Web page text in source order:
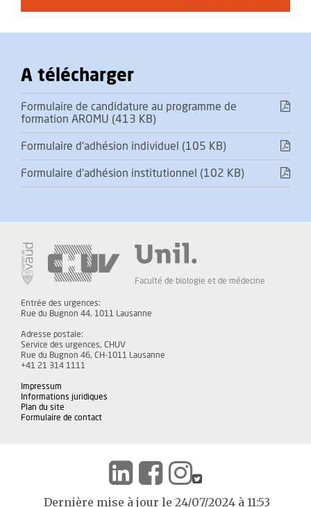
A télécharger
Formulaire de candidature au programme de
formation AROMU (413 KB)
Formulaire d'adhésion individuel (105 KB)
Formulaire d'adhésion institutionnel (102 KB)
Faculté de biologie et de médecine
Entrée des urgences:
Rue du Bugnon 44, 1011 Lausanne
Adresse postale:
Service des urgences, CHUV
Rue du Bugnon 46, CH-1011 Lausanne
+41 21 314 1111
Impressum
Informations juridiques
Plan du site
Formulaire de contact
Dernière mise à jour le 24/07/2024 à 11:53